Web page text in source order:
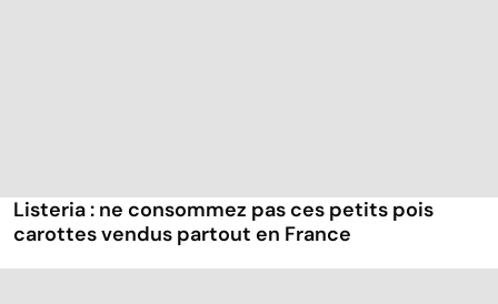
Listeria : ne consommez pas ces petits pois
carottes vendus partout en France